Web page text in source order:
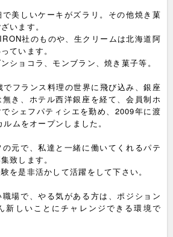
美しいケーキがズラリ。その他焼き菓
います。
社のものや、生クリームは北海道阿
ています。
ショコラ、モンブラン、焼き菓子等。
フランス料理の世界に飛び込み、銀座
き、ホテル西洋銀座を経て、会員制ホ
シェフパティシエを勤め、2009年に渡
ムをオープンしました。
元で、私達と一緒に働いてくれるパテ
致します。
を是非活かして活躍をして下さい。
場で、やる気がある方は、ポジション
新しいことにチャレンジできる環境で